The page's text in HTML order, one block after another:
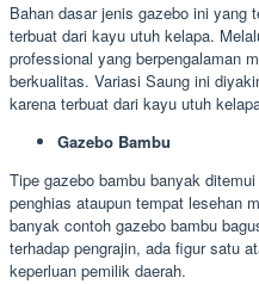
Bahan dasar jenis gazebo ini yang
terbuat dari kayu utuh kelapa.
professional yang berpengalaman
berkualitas. Variasi Saung ini
karena terbuat dari kayu utuh
Gazebo Bambu
Tipe gazebo bambu banyak
penghias ataupun tempat lesehan
banyak contoh gazebo bambu
terhadap pengrajin, ada figur satu
keperluan pemilik daerah.